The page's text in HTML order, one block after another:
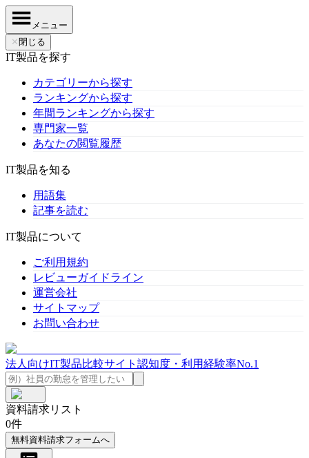
メニュー
✕ 閉じる
IT製品を探す
カテゴリーから探す
ランキングから探す
年間ランキングから探す
専門家一覧
あなたの閲覧履歴
IT製品を知る
用語集
記事を読む
IT製品について
ご利用規約
レビューガイドライン
運営会社
サイトマップ
お問い合わせ
法人向けIT製品比較サイト 認知度・利用経験率No.1
資料請求リスト
0件
無料資料請求フォームへ